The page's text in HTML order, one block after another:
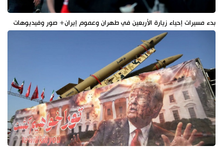
بدء مسيرات إحياء زيارة الأربعين في طهران وعموم إيران+ صور وفيديوهات